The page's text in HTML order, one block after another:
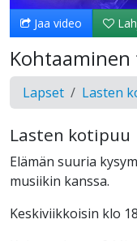
Jaa video
Lapset Lasten
Lasten kotipuu
Elämän suuria
musiikin kanssa.
Keskiviikkoisin klo